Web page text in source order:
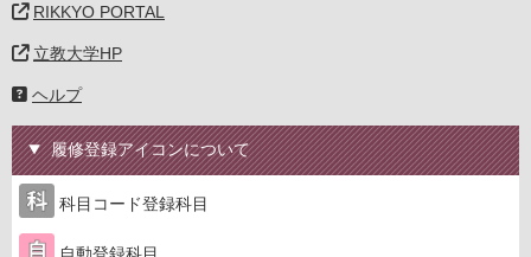
RIKKYO PORTAL
立教大学HP
ヘルプ
履修登録アイコンについて
科目コード登録科目